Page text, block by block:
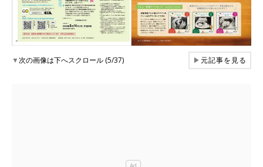
▼次の画像は下へスクロール (5/37) ▶元記事を見る